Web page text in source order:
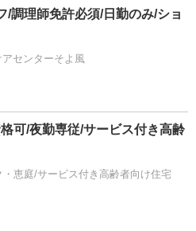
/調理師免許必須/日勤のみ/ショ
センターそよ風
可/夜勤専従/サービス付き高齢
恵庭/サービス付き高齢者向け住宅